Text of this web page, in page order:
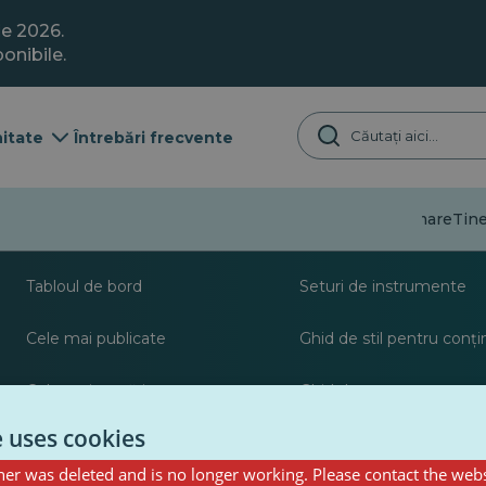
2026.
Întrebări frecvente
Dezinformare
Tabloul de bord
Cele mai publicate
Cele mai urmărite
Seturi de instrumente
Ghid de stil pentru
Ghid de postare pentru
cookies
was deleted and is no longer working. Please contact the